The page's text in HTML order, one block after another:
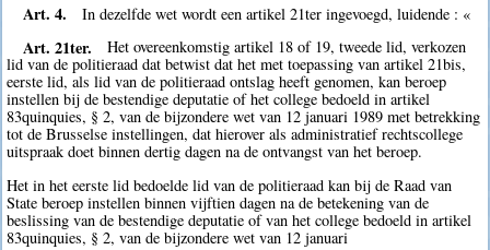
Art. 4. In dezelfde wet wordt een artikel 21ter ingevoegd, luidende : «
Art. 21ter.
Het overeenkomstig artikel 18 of 19, tweede lid, verkozen
lid van de politieraad dat betwist dat het met toepassing van artikel 21bis,
eerste lid, als lid van de politieraad ontslag heeft genomen, kan beroep
instellen bij de bestendige deputatie of het college bedoeld in artikel
83quinquies, § 2, van de bijzondere wet van 12 januari 1989 met betrekking
tot de Brusselse instellingen, dat hierover als administratief rechtscollege
uitspraak doet binnen dertig dagen na de ontvangst van het beroep.
Het in het eerste lid bedoelde lid van de politieraad kan bij de Raad van
State beroep instellen binnen vijftien dagen na de betekening van de
beslissing van de bestendige deputatie of van het college bedoeld in artikel
83quinquies, § 2, van de bijzondere wet van 12 januari